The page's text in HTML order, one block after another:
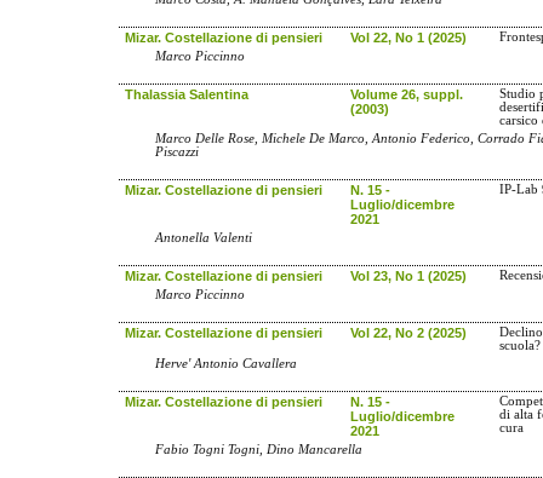
Mizar. Costellazione di pensieri Vol 22, No 1 (2025)
Marco Piccinno
Thalassia Salentina
Volume 26, suppl.
(2003)
Studio
carsico
Marco Delle Rose, Michele De Marco, Antonio Federico, Corrado
Piscazzi
Mizar. Costellazione di pensieri
N. 15 -
Luglio/dicembre
2021
IP-Lab
Antonella Valenti
Mizar. Costellazione di pensieri Vol 23, No 1 (2025)
Marco Piccinno
Mizar. Costellazione di pensieri Vol 22, No 2 (2025)
scuola?
Herve' Antonio Cavallera
Mizar. Costellazione di pensieri
N. 15 -
Luglio/dicembre
2021
di alta
cura
Fabio Togni Togni, Dino Mancarella